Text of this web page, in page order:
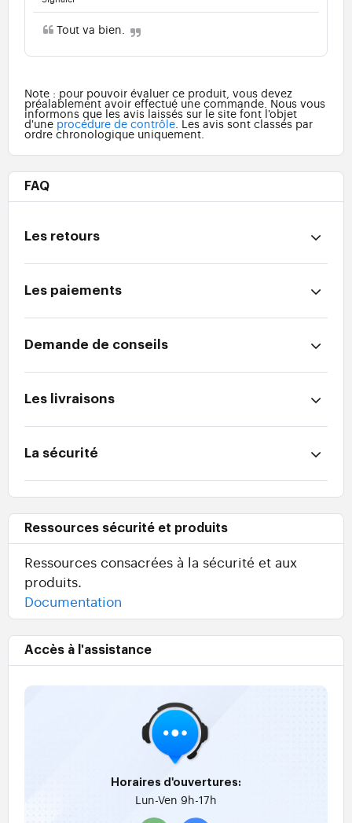
Tout va bien.
Note : pour pouvoir évaluer ce produit, vous devez
préalablement avoir effectué une commande. Nous vous
informons que les avis laissés sur le site font l'objet
d'une procédure de contrôle . Les avis sont classés par
ordre chronologique uniquement.
FAQ
Les retours
Les paiements
Demande de conseils
Les livraisons
La sécurité
Ressources sécurité et produits
Ressources consacrées à la sécurité et aux
produits.
Documentation
Accès à l'assistance
Horaires d'ouvertures:
Lun-Ven 9h-17h